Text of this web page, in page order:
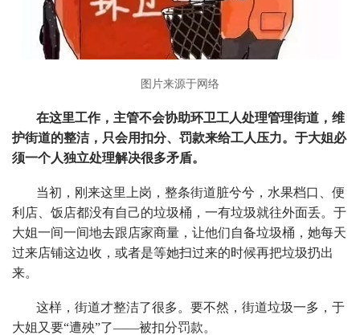
图片来源于网络
在这里工作，主管不会协助环卫工人处理管理街道，维
护街道的整洁，只会用扣分、罚款来给工人压力。于大姐必
须一个人独立处理解决很多矛盾。
当初，刚来这里上岗，整条街道脏兮兮，水果档口、便
利店、饭店都没有自己的垃圾桶，一有垃圾就往外面丢。于
大姐一间一间地去跟店家商量，让他们自备垃圾桶，她每天
过来店铺这边收，或者是等她扫过来的时候再把垃圾扔出
来。
这样，街道才整洁了很多。要不然，街道垃圾一多，于
大姐又要“遭殃”了——被扣分罚款。